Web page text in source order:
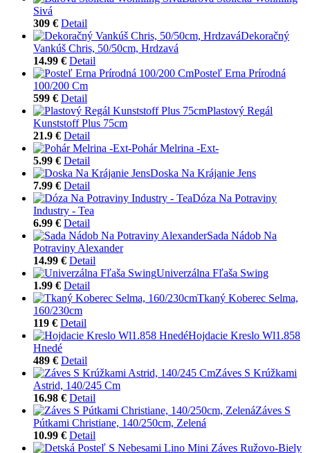
Sivá
309 € Detail
Dekoračný
Vankúš Chris, 50/50cm, Hrdzavá
14.99 € Detail
Posteľ Erna Prírodná
100/200 Cm
599 € Detail
Plastový Regál
Kunststoff Plus 75cm
21.9 € Detail
Pohár Melrina -Ext-
5.99 € Detail
Doska Na Krájanie Jens
7.99 € Detail
Dóza Na Potraviny
Industry - Tea
6.99 € Detail
Sada Nádob Na
Potraviny Alexander
14.99 € Detail
Univerzálna Fľaša Swing
1.99 € Detail
Tkaný Koberec Selma,
160/230cm
119 € Detail
Hojdacie Kreslo Wl1.858
Hnedé
489 € Detail
Záves S Krúžkami
Astrid, 140/245 Cm
16.98 € Detail
Záves S
Pútkami Christiane, 140/250cm, Zelená
10.99 € Detail